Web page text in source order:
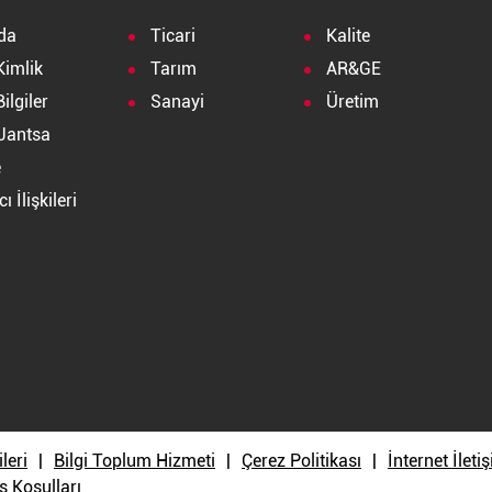
İlişkileri
Ticari
Tarım
Sanayi
Kalite
AR&GE
Üretim
Bilgi Toplum Hizmeti Çerez Politikası
İnternet
Koşulları